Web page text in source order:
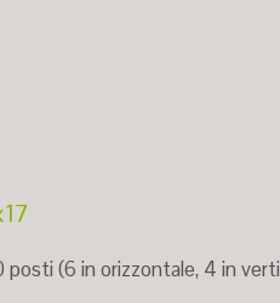
(6 in orizzontale, 4 in